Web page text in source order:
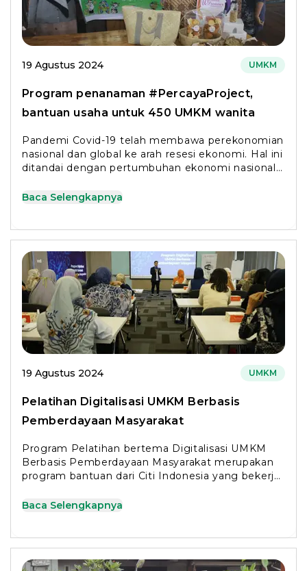
19 Agustus 2024 UMKM
Program penanaman #PercayaProject,
bantuan usaha untuk 450 UMKM wanita
Pandemi Covid-19 telah membawa perekonomian
nasional dan global ke arah resesi ekonomi. Hal ini
ditandai dengan pertumbuhan ekonomi nasional
Baca Selengkapnya
19 Agustus 2024 UMKM
Pelatihan Digitalisasi UMKM Berbasis
Pemberdayaan Masyarakat
Program Pelatihan bertema Digitalisasi UMKM
Berbasis Pemberdayaan Masyarakat merupakan
program bantuan dari Citi Indonesia yang bekerja
Baca Selengkapnya